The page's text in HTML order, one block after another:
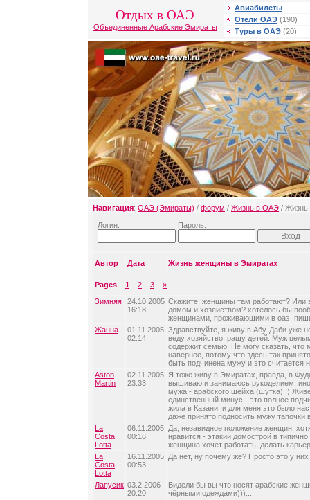
Отдых в ОАЭ
Объединенные Арабские Эмираты
Авиабилеты
Отели ОАЭ (190)
Туры в ОАЭ (20)
Навигация: ОАЭ (Эмираты) / форум / Жизнь в ОАЭ / Жизнь
Логин: Пароль:
Автор Дата Жизнь женщины в Эмиратах
Pages: 1 2 3
»
Зимняя
24.10.2005
16:18
Скажите, женщины там работают? Или
домом и хозяйством? хотелось бы
женщинами, проживающими в оаэ,
Жанна
01.11.2005
02:14
Здравствуйте, я живу в Абу-Даби уже
веду хозяйство, ращу детей. Муж
содержит семью. Не могу сказать, что
наверное, потому что здесь так
быть подчинена мужу и это считается
Aston
Martin
02.11.2005
23:33
Я тоже живу в Эмиратах, правда, в
вышиваю и занимаюсь рукоделием,
мужа - арабского шейха (шутка) :)
единственный минус - это полное
жила в Казани, и для меня это было
даже принято подносить мужу тапочки
La
Costa
Lotta
06.11.2005
00:16
Да, незавидное положение женщин,
нравится - этакий домострой в
женщина хочет работать, делать
La
Costa
Lotta
16.11.2005
00:53
Да нет, ну почему же? Просто это у
Лапусик 03.2.2006
20:20
Видели бы вы что носят арабские
чёрными одеждами))).....